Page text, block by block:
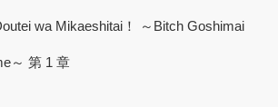
wa Mikaeshitai！ ～Bitch Goshimai
～ 第 1 章